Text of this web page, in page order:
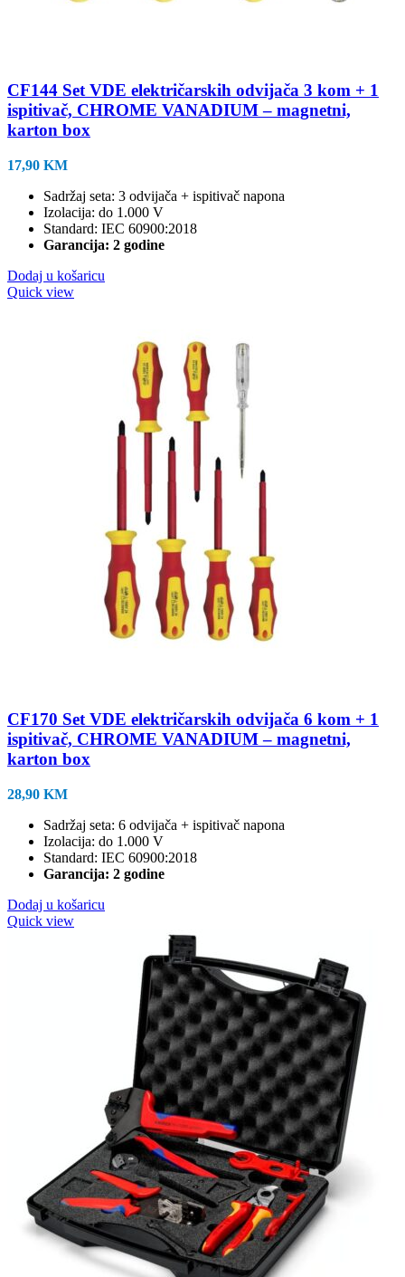
CF144 Set VDE električarskih odvijača 3 kom + 1
ispitivač, CHROME VANADIUM – magnetni,
karton box
17,90 KM
Sadržaj seta: 3 odvijača + ispitivač napona
Izolacija: do 1.000 V
Standard: IEC 60900:2018
Garancija: 2 godine
Dodaj u košaricu
Quick view
CF170 Set VDE električarskih odvijača 6 kom + 1
ispitivač, CHROME VANADIUM – magnetni,
karton box
28,90 KM
Sadržaj seta: 6 odvijača + ispitivač napona
Izolacija: do 1.000 V
Standard: IEC 60900:2018
Garancija: 2 godine
Dodaj u košaricu
Quick view